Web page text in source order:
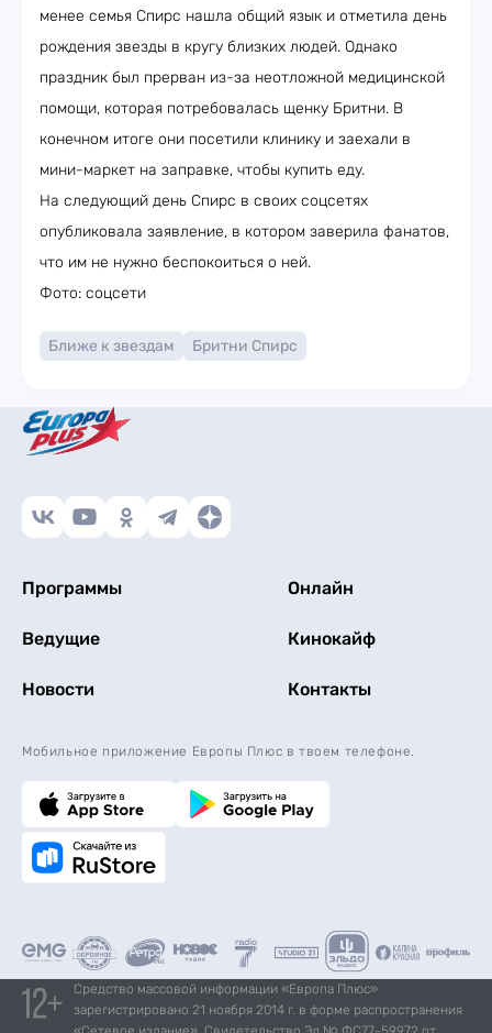
менее семья Спирс нашла общий язык и отметила день
рождения звезды в кругу близких людей. Однако
праздник был прерван из-за неотложной медицинской
помощи, которая потребовалась щенку Бритни. В
конечном итоге они посетили клинику и заехали в
мини-маркет на заправке, чтобы купить еду.
На следующий день Спирс в своих соцсетях
опубликовала заявление, в котором заверила фанатов,
что им не нужно беспокоиться о ней.
Фото: соцсети
Ближе к звездам Бритни Спирс
Программы Онлайн
Ведущие Кинокайф
Новости Контакты
Мобильное приложение Европы Плюс в твоем телефоне.
Средство массовой информации «Европа Плюс»
зарегистрировано 21 ноября 2014 г. в форме распространения